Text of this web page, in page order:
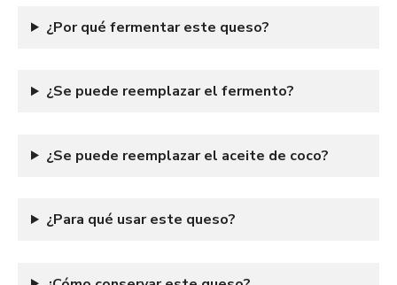
¿Por qué fermentar este queso?
¿Se puede reemplazar el fermento?
¿Se puede reemplazar el aceite de coco?
¿Para qué usar este queso?